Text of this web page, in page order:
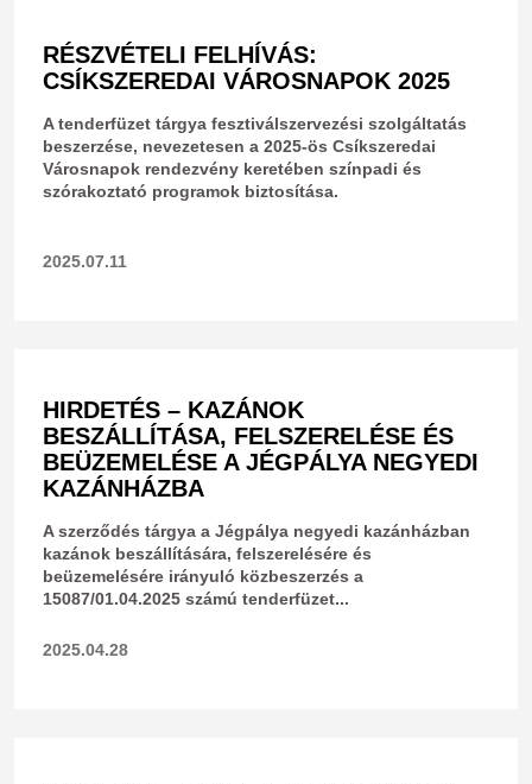
RÉSZVÉTELI FELHÍVÁS:
CSÍKSZEREDAI VÁROSNAPOK 2025
​A tenderfüzet tárgya fesztiválszervezési szolgáltatás
beszerzése, nevezetesen a 2025-ös Csíkszeredai
Városnapok rendezvény keretében színpadi és
szórakoztató programok biztosítása.
2025.07.11
HIRDETÉS – KAZÁNOK
BESZÁLLÍTÁSA, FELSZERELÉSE ÉS
BEÜZEMELÉSE A JÉGPÁLYA NEGYEDI
KAZÁNHÁZBA
A szerződés tárgya a Jégpálya negyedi kazánházban
kazánok beszállítására, felszerelésére és
beüzemelésére irányuló közbeszerzés a
15087/01.04.2025 számú tenderfüzet...
2025.04.28